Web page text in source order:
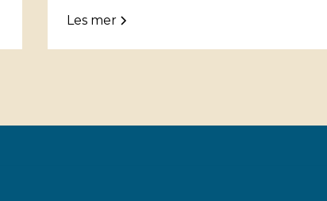
Les mer